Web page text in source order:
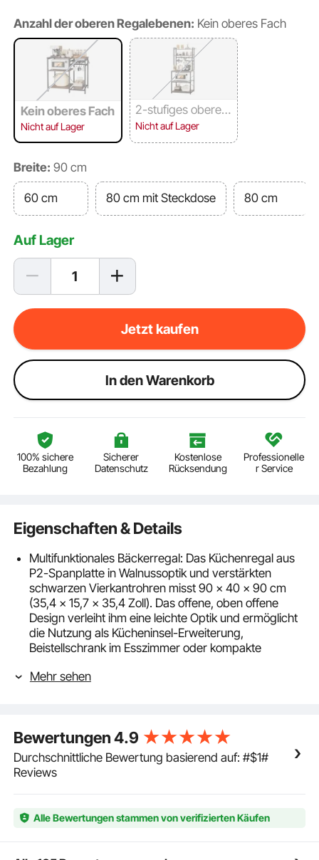
Anzahl der oberen Regalebenen: Kein oberes Fach
Kein oberes Fach
Nicht auf Lager
2-stufiges oberes
Fach
Nicht auf Lager
Breite: 90 cm
60 cm 80 cm mit Steckdose 80 cm
Auf Lager
Jetzt kaufen
ln den Warenkorb
100% sichere
Bezahlung
Sicherer
Datenschutz
Kostenlose
Rücksendung
Professionelle
r Service
Eigenschaften & Details
Multifunktionales Bäckerregal: Das Küchenregal aus
P2-Spanplatte in Walnussoptik und verstärkten
schwarzen Vierkantrohren misst 90 x 40 x 90 cm
(35,4 x 15,7 x 35,4 Zoll). Das offene, oben offene
Design verleiht ihm eine leichte Optik und ermöglicht
die Nutzung als Kücheninsel-Erweiterung,
Beistellschrank im Esszimmer oder kompakte
Dreifach höhenverstellbar: Unser Bäckerregal dient
Kaffeemaschinen oder Backgeräte. Die mittleren und
unteren Ablagen bestehen aus Draht- und
Massivholzplatten und sind in drei Höhenstufen von je
9 cm (3,5 Zoll) (insgesamt 27 cm / 10,6 Zoll)
Körbe problemlos Platz
Verstärkte Rahmenkonstruktion: Dank durchdachter
bis zu 30 kg (66 lbs) auf der oberen Ablage, 15 kg
Mehr sehen
Bewertungen4.9
Durchschnittliche Bewertung basierend auf: #$1#
Reviews
Alle Bewertungen stammen von verifizierten Käufen